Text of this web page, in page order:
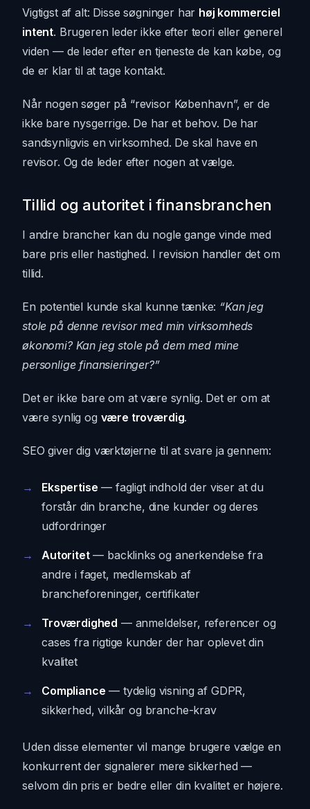
Vigtigst af alt: Disse søgninger har høj kommerciel
intent. Brugeren leder ikke efter teori eller generel
viden — de leder efter en tjeneste de kan købe, og
de er klar til at tage kontakt.
Når nogen søger på “revisor København”, er de
ikke bare nysgerrige. De har et behov. De har
sandsynligvis en virksomhed. De skal have en
revisor. Og de leder efter nogen at vælge.
Tillid og autoritet i finansbranchen
I andre brancher kan du nogle gange vinde med
bare pris eller hastighed. I revision handler det om
tillid.
En potentiel kunde skal kunne tænke: “Kan jeg
stole på denne revisor med min virksomheds
økonomi? Kan jeg stole på dem med mine
personlige finansieringer?”
Det er ikke bare om at være synlig. Det er om at
være synlig og være troværdig.
SEO giver dig værktøjerne til at svare ja gennem:
Ekspertise — fagligt indhold der viser at du
forstår din branche, dine kunder og deres
udfordringer
Autoritet— backlinks og anerkendelse fra
andre i faget, medlemskab af
brancheforeninger, certifikater
Troværdighed — anmeldelser, referencer og
cases fra rigtige kunder der har oplevet din
kvalitet
Compliance — tydelig visning af GDPR,
sikkerhed, vilkår og branche-krav
Uden disse elementer vil mange brugere vælge en
konkurrent der signalerer mere sikkerhed —
selvom din pris er bedre eller din kvalitet er højere.